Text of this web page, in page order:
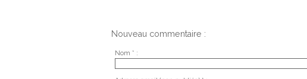
Nouveau commentaire :
Nom * :